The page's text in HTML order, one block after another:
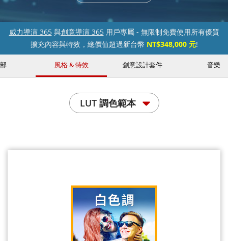
威力導演 365與創意導演 365用戶專屬 - 無限制免費使用所有優質
擴充內容與特效，總價值超過新台幣 NT$348,000 元!
風格 & 特效 創意設計套件 音樂
LUT 調色範本